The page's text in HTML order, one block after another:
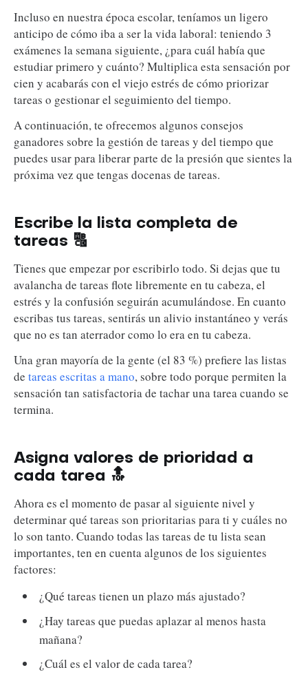
Incluso en nuestra época escolar, teníamos un ligero
anticipo de cómo iba a ser la vida laboral: teniendo 3
exámenes la semana siguiente, ¿para cuál había que
estudiar primero y cuánto? Multiplica esta sensación por
cien y acabarás con el viejo estrés de cómo priorizar
tareas o gestionar el seguimiento del tiempo.
A continuación, te ofrecemos algunos consejos
ganadores sobre la gestión de tareas y del tiempo que
puedes usar para liberar parte de la presión que sientes la
próxima vez que tengas docenas de tareas.
Escribe la lista completa de
tareas 🔠
Tienes que empezar por escribirlo todo. Si dejas que tu
avalancha de tareas flote libremente en tu cabeza, el
estrés y la confusión seguirán acumulándose. En cuanto
escribas tus tareas, sentirás un alivio instantáneo y verás
que no es tan aterrador como lo era en tu cabeza.
Una gran mayoría de la gente (el 83 %) prefiere las listas
de tareas escritas a mano, sobre todo porque permiten la
sensación tan satisfactoria de tachar una tarea cuando se
termina.
Asigna valores de prioridad a
cada tarea 🔝
Ahora es el momento de pasar al siguiente nivel y
determinar qué tareas son prioritarias para ti y cuáles no
lo son tanto. Cuando todas las tareas de tu lista sean
importantes, ten en cuenta algunos de los siguientes
factores:
¿Qué tareas tienen un plazo más ajustado?
¿Hay tareas que puedas aplazar al menos hasta
mañana?
¿Cuál es el valor de cada tarea?